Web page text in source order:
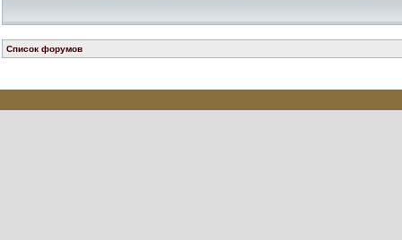
Список форумов